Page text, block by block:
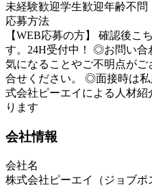
未経験歓迎学生歓迎年齢不問
応募方法
【WEB応募の方】 確認後こ
す。24H受付中！ ◎お問い合
気になることやご不明点が
合せください。 ◎面接時は
式会社ピーエイによる人材
ります
会社情報
会社名
株式会社ピーエイ（ジョブポ